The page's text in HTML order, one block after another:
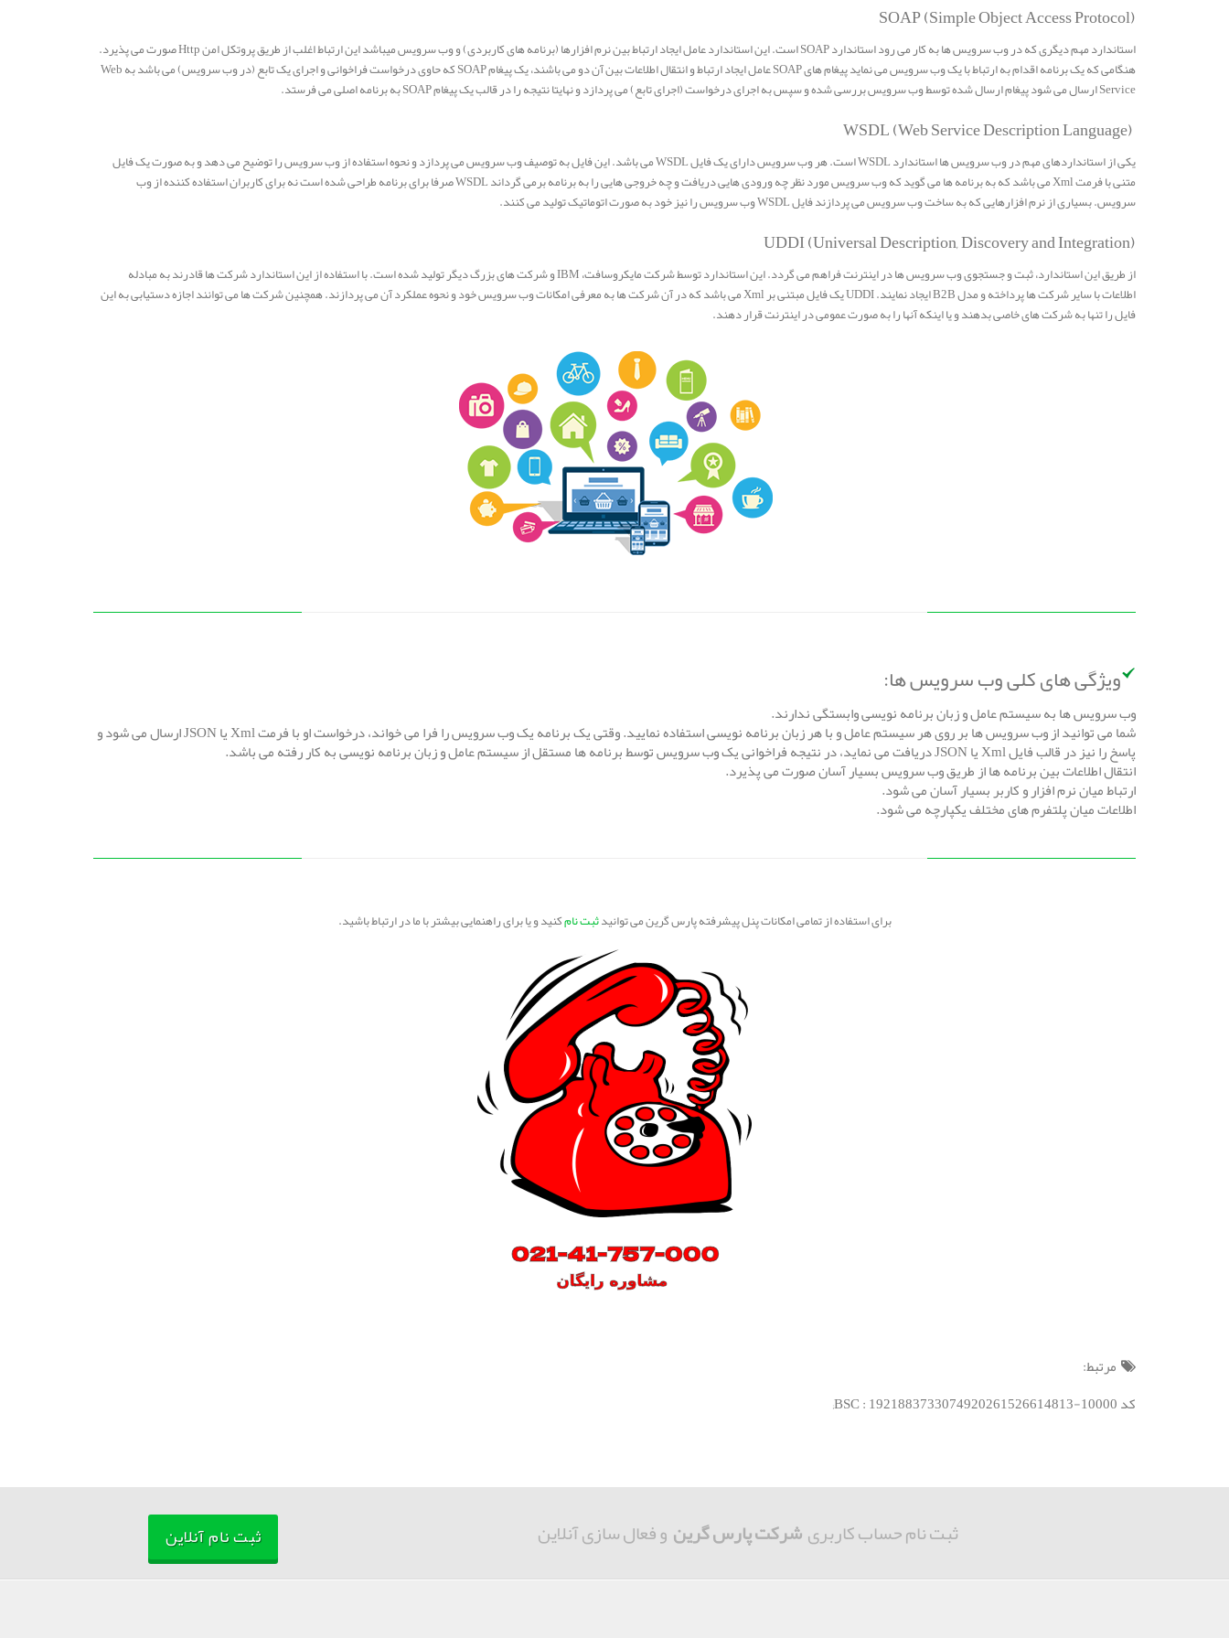
(SOAP (Simple Object Access Protocol
استاندارد مهم دیگری که در وب سرویس ها به کار می رود استاندارد SOAP است. این استاندارد عامل ایجاد ارتباط بین نرم افزارها (برنامه های کاربردی) و وب سرویس میباشد این ارتباط اغلب از طریق پروتکل امن Http صورت می پذیرد.
هنگامی که یک برنامه اقدام به ارتباط با یک وب سرویس می نماید پیغام های SOAP عامل ایجاد ارتباط و انتقال اطلاعات بین آن دو می باشند، یک پیغام SOAP که حاوی درخواست فراخوانی و اجرای یک تابع (در وب سرویس) می باشد به Web
Service ارسال می شود پیغام ارسال شده توسط وب سرویس بررسی شده و سپس به اجرای درخواست (اجرای تابع) می پردازد و نهایتا نتیجه را در قالب یک پیغام SOAP به برنامه اصلی می فرستد.
(WSDL (Web Service Description Language
یکی از استانداردهای مهم در وب سرویس ها استاندارد WSDL است. هر وب سرویس دارای یک فایل WSDL می باشد. این فایل به توصیف وب سرویس می پردازد و نحوه استفاده از وب سرویس را توضیح می دهد و به صورت یک فایل
متنی با فرمت Xml می باشد که به برنامه ها می گوید که وب سرویس مورد نظر چه ورودی هایی دریافت و چه خروجی هایی را به برنامه برمی گرداند WSDL صرفا برای برنامه طراحی شده است نه برای کاربران استفاده کننده از وب
سرویس. بسیاری از نرم افزارهایی که به ساخت وب سرویس می پردازند فایل WSDL وب سرویس را نیز خود به صورت اتوماتیک تولید می کنند.
(UDDI (Universal Description, Discovery and Integration
از طریق این استاندارد، ثبت و جستجوی وب سرویس ها در اینترنت فراهم می گردد. این استاندارد توسط شرکت مایکروسافت، IBM و شرکت های بزرگ دیگر تولید شده است. با استفاده از این استاندارد شرکت ها قادرند به مبادله
اطلاعات با سایر شرکت ها پرداخته و مدل B2B ایجاد نمایند. UDDI یک فایل مبتنی بر Xml می باشد که در آن شرکت ها به معرفی امکانات وب سرویس خود و نحوه عملکرد آن می پردازند. همچنین شرکت ها می توانند اجازه دستیابی به این
فایل را تنها به شرکت های خاصی بدهند و یا اینکه آنها را به صورت عمومی در اینترنت قرار دهند.
ویژگی های کلی وب سرویس ها:
وب سرویس ها به سیستم عامل و زبان برنامه نویسی وابستگی ندارند.
شما می توانید از وب سرویس ها بر روی هر سیستم عامل و با هر زبان برنامه نویسی استفاده نمایید. وقتی یک برنامه یک وب سرویس را فرا می خواند، درخواست او با فرمت Xml یا JSON ارسال می شود و
پاسخ را نیز در قالب فایل Xml یا JSON دریافت می نماید، در نتیجه فراخوانی یک وب سرویس توسط برنامه ها مستقل از سیستم عامل و زبان برنامه نویسی به کار رفته می باشد.
انتقال اطلاعات بین برنامه ها از طریق وب سرویس بسیار آسان صورت می پذیرد.
ارتباط میان نرم افزار و کاربر بسیار آسان می شود.
اطلاعات میان پلتفرم های مختلف یکپارچه می شود.
برای استفاده از تمامی امکانات پنل پیشرفته پارس گرین می توانیدثبت نامکنید و یا برای راهنمایی بیشتر با ما در ارتباط باشید.
مرتبط:
کد BSC : 1921883733074920261526614813-10000;
ثبت نام حساب کاربریشرکت پارس گرین و فعال سازی آنلاین ثبت نام آنلاین